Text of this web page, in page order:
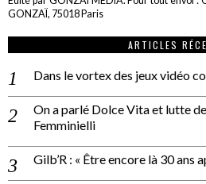
GONZAÏ, 75018 Paris
ARTICLES
Dans le vortex des jeux vidéo
On a parlé Dolce Vita et lutte
Femminielli
Gilb’R : « Être encore là 30 ans